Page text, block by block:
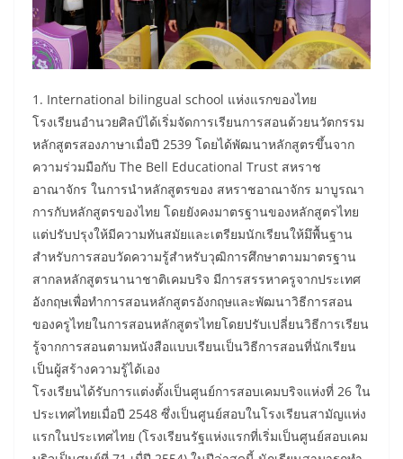
1. International bilingual school แห่งแรกของไทย
โรงเรียนอำนวยศิลป์ได้เริ่มจัดการเรียนการสอนด้วยนวัตกรรม
หลักสูตรสองภาษาเมื่อปี 2539 โดยได้พัฒนาหลักสูตรขึ้นจาก
ความร่วมมือกับ The Bell Educational Trust สหราช
อาณาจักร ในการนำหลักสูตรของ สหราชอาณาจักร มาบูรณา
การกับหลักสูตรของไทย โดยยังคงมาตรฐานของหลักสูตรไทย
แต่ปรับปรุงให้มีความทันสมัยและเตรียมนักเรียนให้มึพื้นฐาน
สำหรับการสอบวัดความรู้สำหรับวุฒิการศึกษาตามมาตรฐาน
สากลหลักสูตรนานาชาติเคมบริจ มีการสรรหาครูจากประเทศ
อังกฤษเพื่อทำการสอนหลักสูตรอังกฤษและพัฒนาวิธีการสอน
ของครูไทยในการสอนหลักสูตรไทยโดยปรับเปลี่ยนวิธีการเรียน
รู้จากการสอนตามหนังสือแบบเรียนเป็นวิธีการสอนที่นักเรียน
เป็นผู้สร้างความรู้ได้เอง
โรงเรียนได้รับการแต่งตั้งเป็นศูนย์การสอบเคมบริจแห่งที่ 26 ใน
ประเทศไทยเมื่อปี 2548 ซึ่งเป็นศูนย์สอบในโรงเรียนสามัญแห่ง
แรกในประเทศไทย (โรงเรียนรัฐแห่งแรกที่เริ่มเป็นศูนย์สอบเคม